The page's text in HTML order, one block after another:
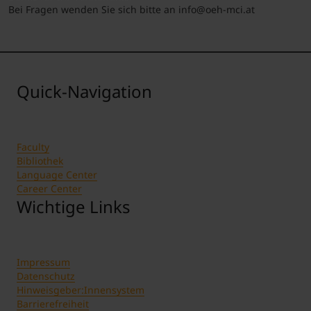
Bei Fragen wenden Sie sich bitte an info@oeh-mci.at
Quick-Navigation
Faculty
Bibliothek
Language Center
Career Center
Wichtige Links
Impressum
Datenschutz
Hinweisgeber:Innensystem
Barrierefreiheit